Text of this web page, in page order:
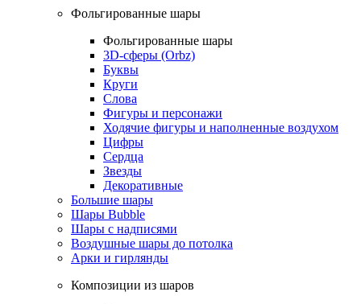
Фольгированные шары
Фольгированные шары
3D-сферы (Orbz)
Буквы
Круги
Слова
Фигуры и персонажи
Ходячие фигуры и наполненные воздухом
Цифры
Сердца
Звезды
Декоративные
Большие шары
Шары Bubble
Шары с надписями
Воздушные шары до потолка
Арки и гирлянды
Композиции из шаров